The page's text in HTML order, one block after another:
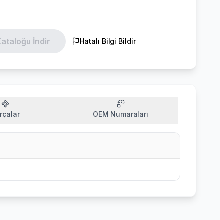
İndir Hatalı Bilgi Bildir
OEM Numaraları